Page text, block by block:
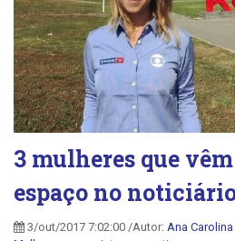
3 mulheres que
espaço no
3/out/2017 7:02:00 /Autor: Ana